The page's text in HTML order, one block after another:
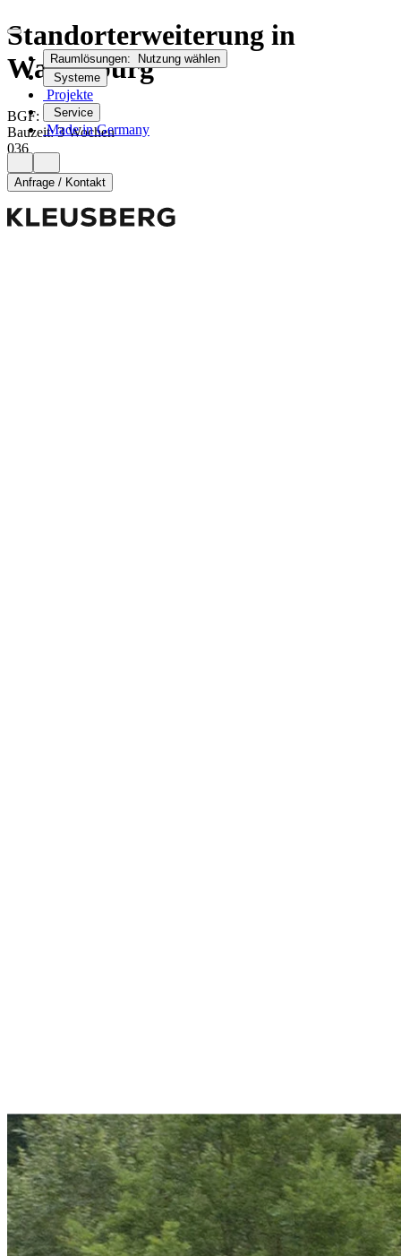
Raumlösungen:
Nutzung wählen
Systeme
Projekte
Service
Made in Germany
Anfrage / Kontakt
Standorterweiterung in
Wasserburg
BGF: 610m2
Bauzeit: 3 Wochen
036